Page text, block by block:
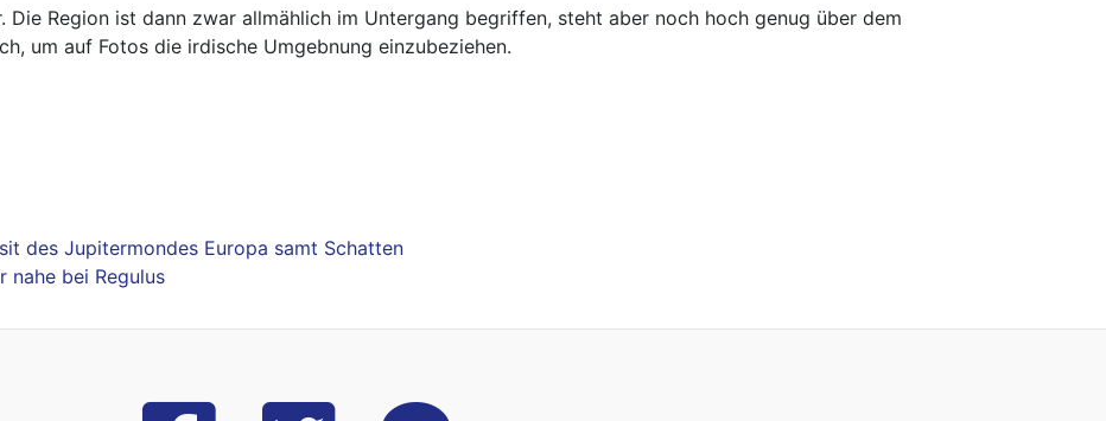
Die Region ist dann zwar allmählich im Untergang begriffen, steht aber noch hoch genug über dem
um auf Fotos die irdische Umgebnung einzubeziehen.
des Jupitermondes Europa samt Schatten
nahe bei Regulus